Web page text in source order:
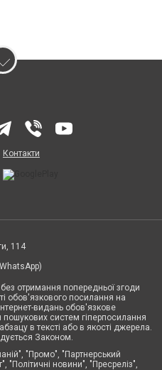
Контакти
114
отримання попередньої згоди
обов'язкового посилання на
видань обов'язкове
систем гіперпосилання
в тексті або в якості джерела.
Законом.
"Промо", "Партнерський
"Політичні новини", "Пресреліз",